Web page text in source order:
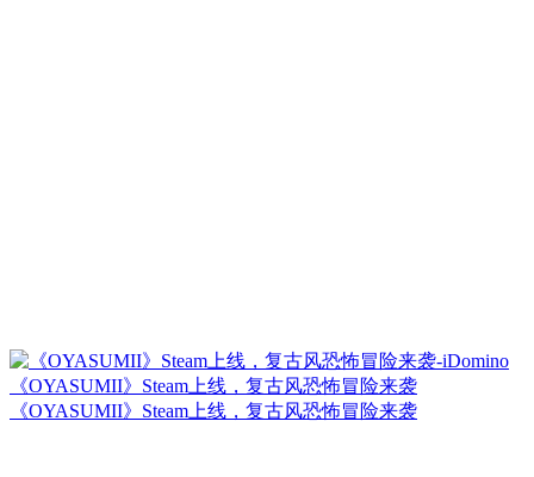
《OYASUMII》Steam上线，复古风恐怖冒险来袭
《OYASUMII》Steam上线，复古风恐怖冒险来袭